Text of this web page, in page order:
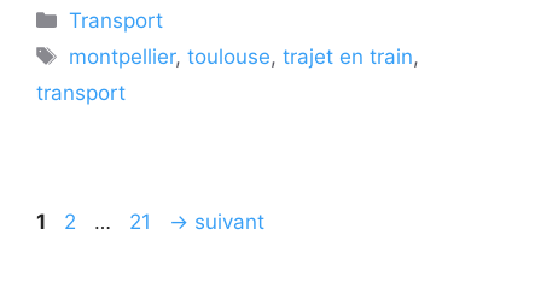
Catégories
Transport
Étiquettes
montpellier,toulouse,trajet en train,
transport
Page
1 Page
2 … Page
21 → suivant